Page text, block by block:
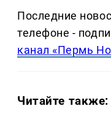
Последние
телефоне -
канал «Пермь
Читайте также: